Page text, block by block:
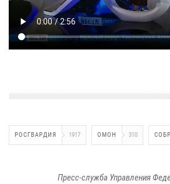
РОСГВАРДИЯ 1917 ОМОН 310 СОБР
Пресс-служба Управления